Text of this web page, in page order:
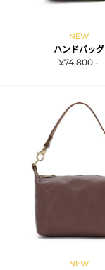
NEW
ハンドバッグ
¥74,800 -
NEW